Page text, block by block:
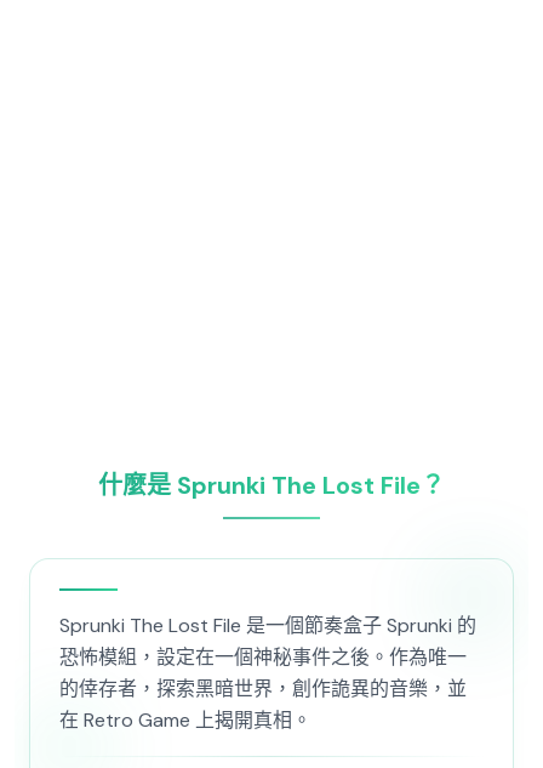
什麼是 Sprunki The Lost File？
Sprunki The Lost File 是一個節奏盒子 Sprunki 的
恐怖模組，設定在一個神秘事件之後。作為唯一
的倖存者，探索黑暗世界，創作詭異的音樂，並
在 Retro Game 上揭開真相。